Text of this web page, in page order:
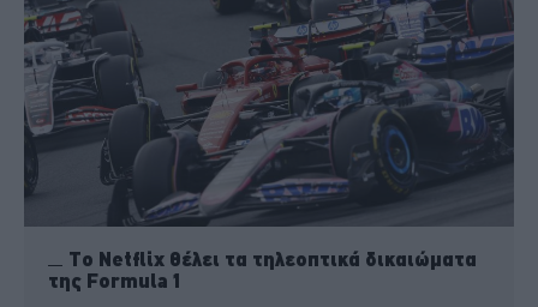
Tο Netflix θέλει τα τηλεοπτικά δικαιώματα
της Formula 1